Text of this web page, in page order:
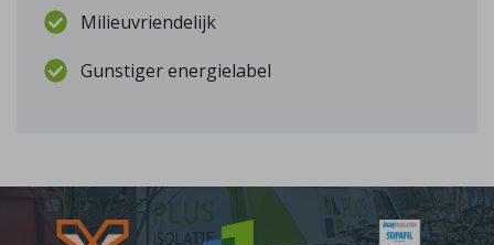
Milieuvriendelijk
Gunstiger energielabel